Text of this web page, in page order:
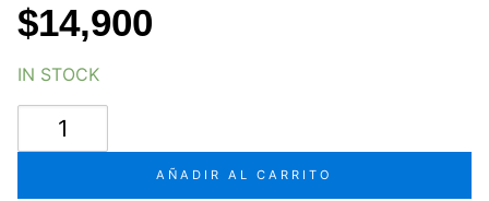
$14,900
IN STOCK
100w
AÑADIR AL CARRITO